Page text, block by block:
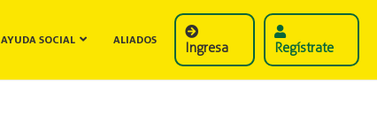
AYUDA SOCIAL ALIADOS Ingresa Regístrate